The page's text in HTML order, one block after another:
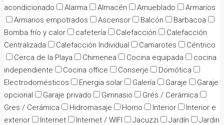
acondicionado
Alarma Almacén Amueblado
Armarios
Armarios empotrados
Ascensor Balcón
Barbacoa
Bomba frío y calor
cafetería Calefacción
Calefacción
Centralizada
Calefacción Individual Camarotes
Céntrico
Cerca de la Playa
Chimenea Cocina equipada
cocina
independiente
Cocina office Conserje
Domótica
Electrodomésticos
Energia solar Galería Garaje
Garaje
opcional
Garaje privado Gimnasio
Grés / Cerámica
Gres / Cerámica
Hidromasaje Horno Interior
Interior e
exterior
Internet Internet / WIFI Jacuzzi Jardín
Jardin